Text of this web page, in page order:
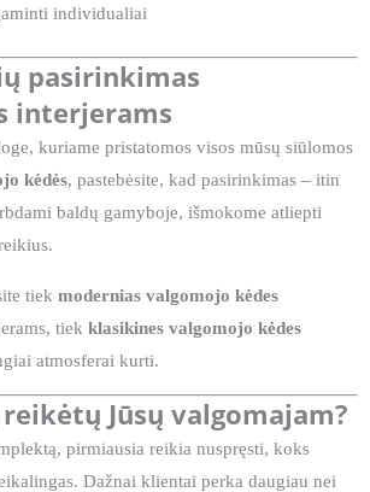
individualiai
pasirinkimas
interjerams
kuriame pristatomos visos mūsų siūlomos
kėdės, pastebėsite, kad pasirinkimas – itin
baldų gamyboje, išmokome atliepti
tiek modernias valgomojo kėdes
tiek klasikines valgomojo kėdes
atmosferai kurti.
Jūsų valgomajam?
pirmiausia reikia nuspręsti, koks
Dažnai klientai perka daugiau nei